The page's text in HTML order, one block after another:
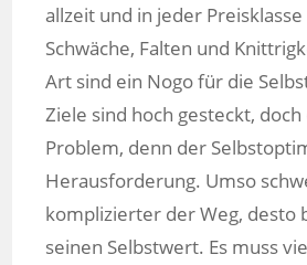
allzeit und in jeder
Schwäche, Falten und
Art sind ein Nogo für die
Ziele sind hoch gesteckt, doch
Problem, denn der
Herausforderung. Umso
komplizierter der Weg, desto
seinen Selbstwert. Es muss